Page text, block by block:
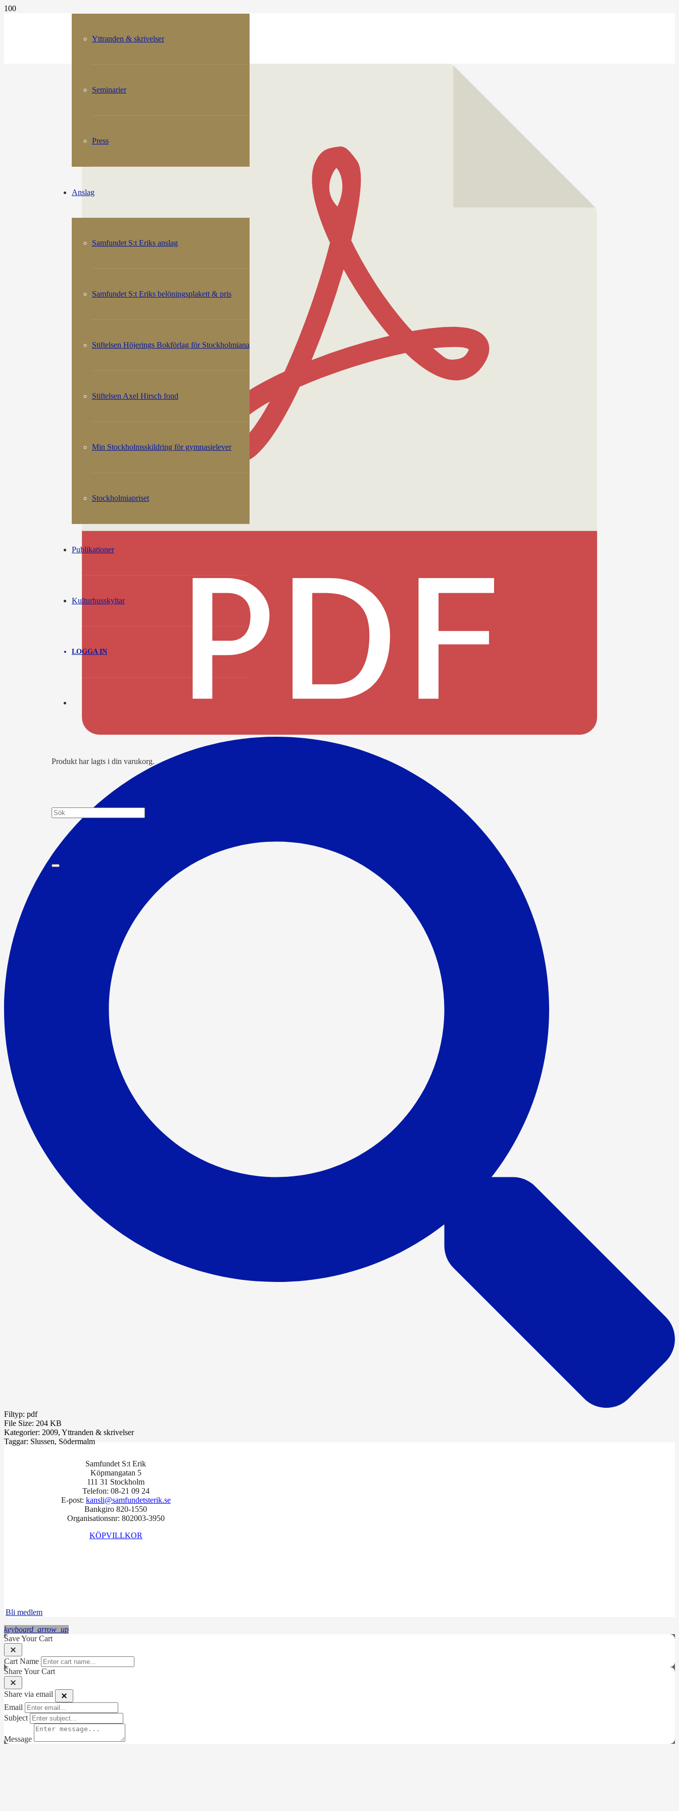
Yttranden & skrivelser
Seminarier
Press
Anslag
Samfundet S:t Eriks anslag
Samfundet S:t Eriks belöningsplakett & pris
Stiftelsen Höjerings Bokförlag för Stockholmiana
Stiftelsen Axel Hirsch fond
Min Stockholmsskildring för gymnasielever
Stockholmiapriset
Publikationer
Kulturhusskyltar
LOGGA IN
Produkt har lagts i din varukorg.
Filtyp: pdf
File Size: 204 KB
Kategorier: 2009, Yttranden & skrivelser
Taggar: Slussen, Södermalm
Samfundet S:t Erik
Köpmangatan 5
111 31 Stockholm
Telefon: 08-21 09 24
E-post: kansli@samfundetsterik.se
Bankgiro 820-1550
Organisationsnr: 802003-3950
KÖPVILLKOR
Bli medlem
keyboard_arrow_up
Save Your Cart
Cart Name
Share Your Cart
Share via email
Email
Subject
Message